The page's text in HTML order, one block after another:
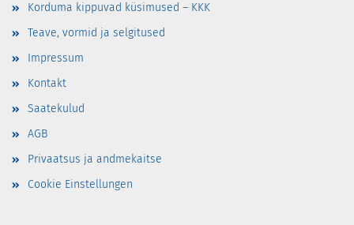
Korduma kippuvad küsimused – KKK
Teave, vormid ja selgitused
Impressum
Kontakt
Saatekulud
AGB
Privaatsus ja andmekaitse
Cookie Einstellungen